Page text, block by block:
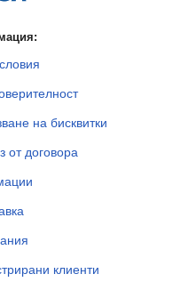
на бисквитки
от договора
клиенти